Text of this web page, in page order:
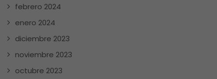
febrero 2024
enero 2024
diciembre 2023
noviembre 2023
octubre 2023